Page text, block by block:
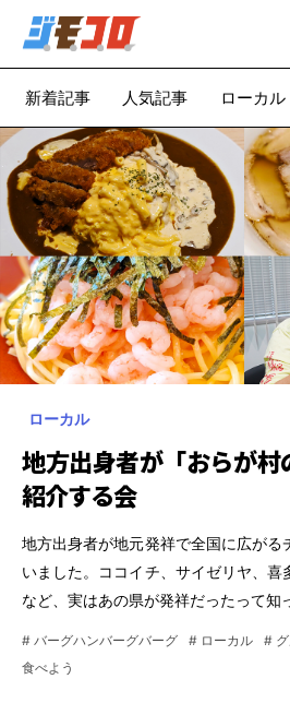
新着記事 人気記事 ローカル
ローカル
地方出身者が「おらが村
紹介する会
地方出身者が地元発祥で全国に広がる
いました。ココイチ、サイゼリヤ、喜
など、実はあの県が発祥だったって知
# バーグハンバーグバーグ # ローカル #
食べよう